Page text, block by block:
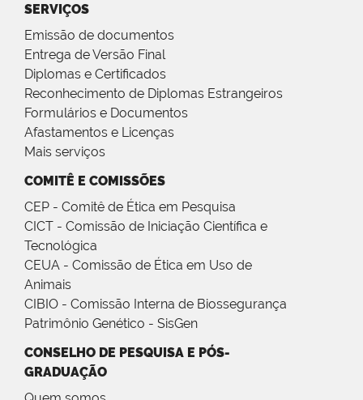
SERVIÇOS
Emissão de documentos
Entrega de Versão Final
Diplomas e Certificados
Reconhecimento de Diplomas Estrangeiros
Formulários e Documentos
Afastamentos e Licenças
Mais serviços
COMITÊ E COMISSÕES
CEP - Comitê de Ética em Pesquisa
CICT - Comissão de Iniciação Científica e
Tecnológica
CEUA - Comissão de Ética em Uso de
Animais
CIBIO - Comissão Interna de Biossegurança
Patrimônio Genético - SisGen
CONSELHO DE PESQUISA E PÓS-
GRADUAÇÃO